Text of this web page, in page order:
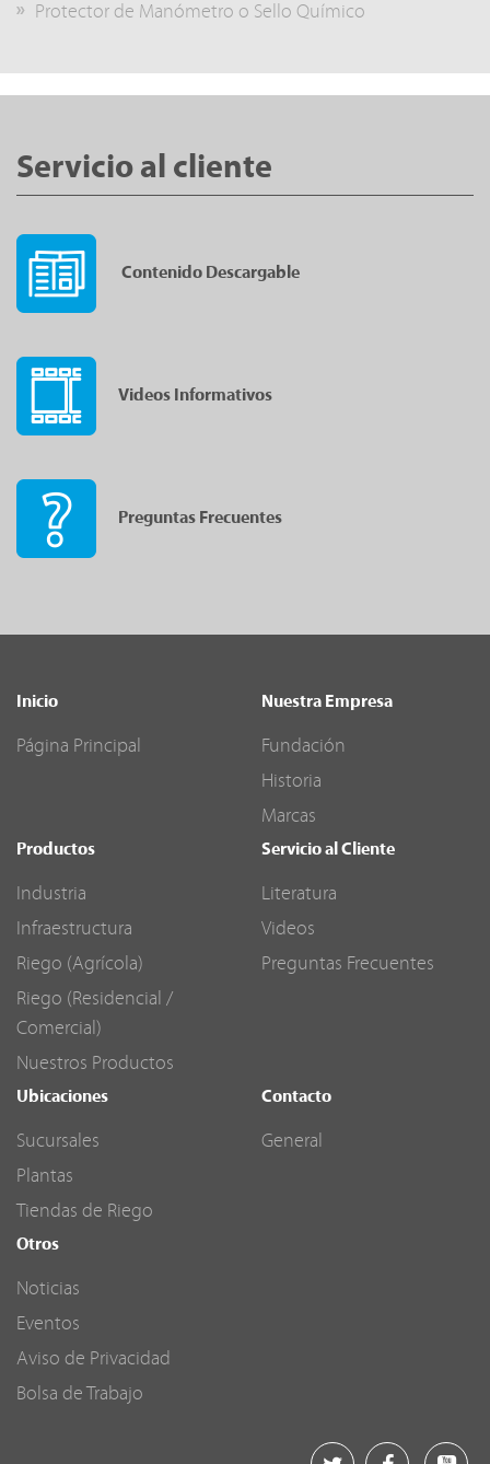
Protector de Manómetro o Sello Químico
Servicio al cliente
Contenido Descargable
Videos Informativos
Preguntas Frecuentes
Inicio
Página Principal
Nuestra Empresa
Fundación
Historia
Marcas
Productos
Industria
Infraestructura
Riego (Agrícola)
Riego (Residencial /
Comercial)
Nuestros Productos
Servicio al Cliente
Literatura
Videos
Preguntas Frecuentes
Ubicaciones
Sucursales
Plantas
Tiendas de Riego
Contacto
General
Otros
Noticias
Eventos
Aviso de Privacidad
Bolsa de Trabajo